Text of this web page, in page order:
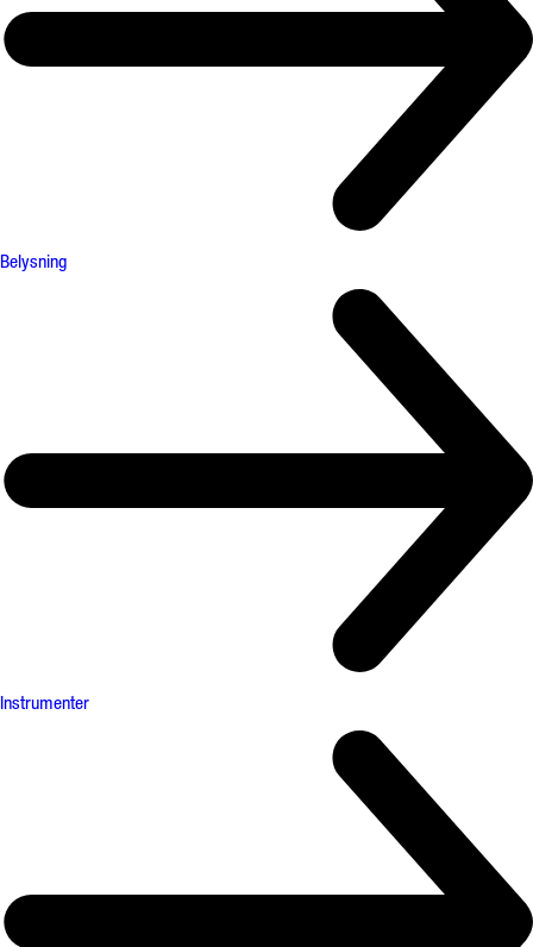
Belysning
Instrumenter